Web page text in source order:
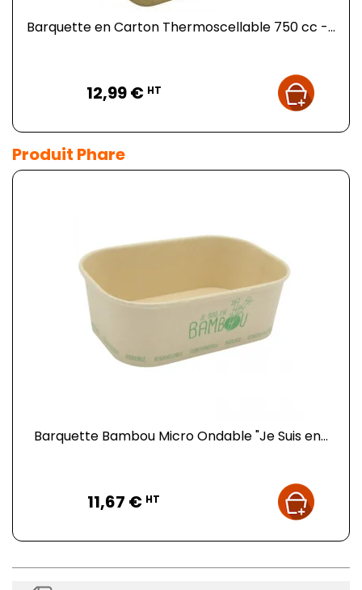
Barquette en Carton Thermoscellable 750 cc -...
12,99 € HT
Produit Phare
Barquette Bambou Micro Ondable "Je Suis en...
11,67 € HT